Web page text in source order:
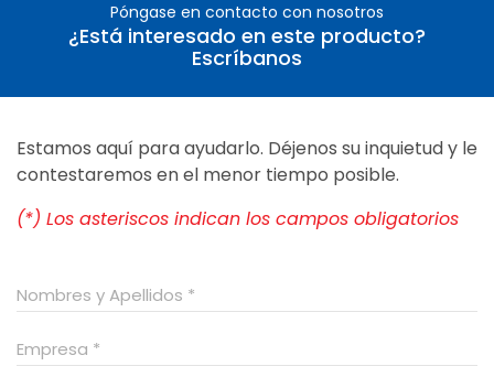
Póngase en contacto con nosotros
¿Está interesado en este producto?
Escríbanos
Estamos aquí para ayudarlo. Déjenos su inquietud y le
contestaremos en el menor tiempo posible.
(*) Los asteriscos indican los campos obligatorios